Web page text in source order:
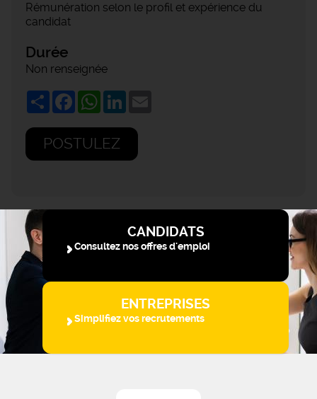
Rémunération selon le profil et expérience du
candidat
Durée
Non renseignée
ShareFacebookWhatsApp
LinkedIn
POSTULEZ
CANDIDATS
Consultez nos offres d'emploi
ENTREPRISES
Simplifiez vos recrutements